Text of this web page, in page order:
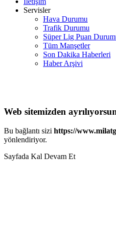
Servisler
Hava Durumu
Trafik Durumu
Süper Lig Puan
Tüm Manşetler
Son Dakika Haberleri
Haber Arşivi
Web sitemizden
Bu bağlantı sizi https://
yönlendiriyor.
Sayfada Kal Devam Et